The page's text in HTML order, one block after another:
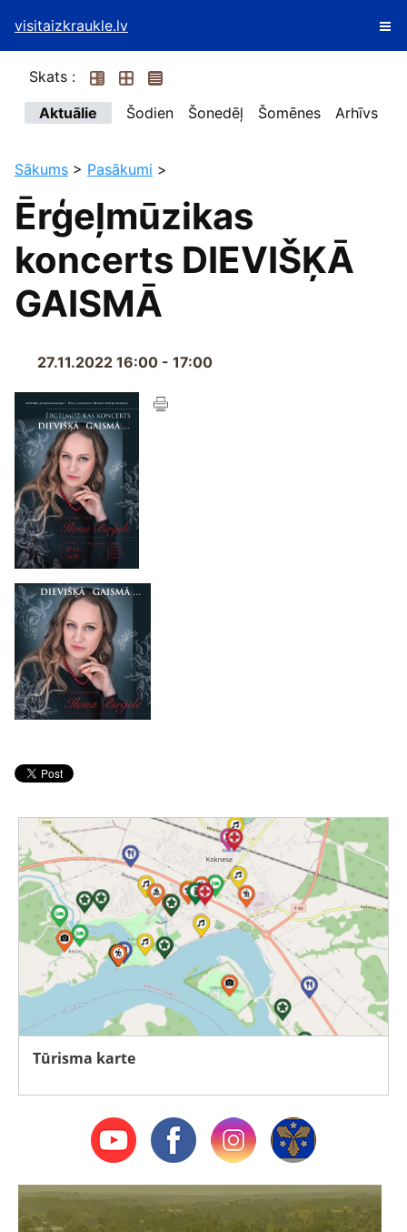
visitaizkraukle.lv
Skats :
Aktuālie
Šodien Šonedēļ Šomēnes Arhīvs
Sākums > Pasākumi >
Ērģeļmūzikas
koncerts DIEVIŠĶĀ
GAISMĀ
27.11.2022 16:00 - 17:00
Tūrisma karte